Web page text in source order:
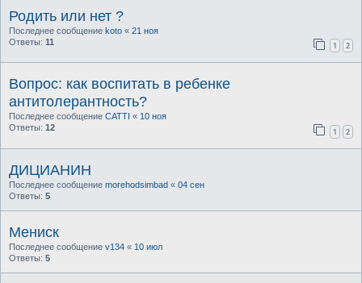
Родить или нет ?
Последнее сообщение koto « 21 ноя
Ответы: 11 1 2
Вопрос: как воспитать в ребенке
антитолерантность?
Последнее сообщение CATTI « 10 ноя
Ответы: 12 1 2
ДИЦИАНИН
Последнее сообщение morehodsimbad « 04 сен
Ответы: 5
Мениск
Последнее сообщение v134 « 10 июл
Ответы: 5